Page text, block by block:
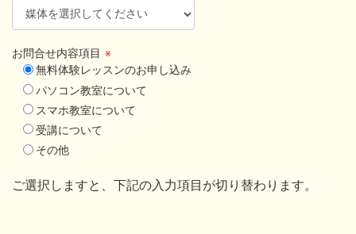
お問合せ内容項目 ※
無料体験レッスンのお申し込み
パソコン教室について
スマホ教室について
受講について
その他
ご選択しますと、下記の入力項目が切り替わります。